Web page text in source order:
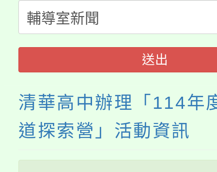
會
115年食農教育專業人
程
送出
清華高中辦理「114年
道探索營」活動資訊